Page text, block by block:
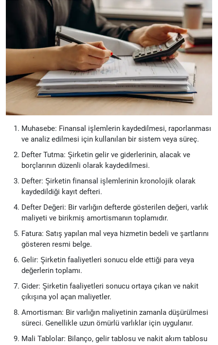
Muhasebe: Finansal işlemlerin kaydedilmesi, raporlanması
ve analiz edilmesi için kullanılan bir sistem veya süreç.
Defter Tutma: Şirketin gelir ve giderlerinin, alacak ve
borçlarının düzenli olarak kaydedilmesi.
Defter: Şirketin finansal işlemlerinin kronolojik olarak
kaydedildiği kayıt defteri.
Defter Değeri: Bir varlığın defterde gösterilen değeri, varlık
maliyeti ve birikmiş amortismanın toplamıdır.
Fatura: Satış yapılan mal veya hizmetin bedeli ve şartlarını
gösteren resmi belge.
Gelir: Şirketin faaliyetleri sonucu elde ettiği para veya
değerlerin toplamı.
Gider: Şirketin faaliyetleri sonucu ortaya çıkan ve nakit
çıkışına yol açan maliyetler.
Amortisman: Bir varlığın maliyetinin zamanla düşürülmesi
süreci. Genellikle uzun ömürlü varlıklar için uygulanır.
Mali Tablolar: Bilanço, gelir tablosu ve nakit akım tablosu